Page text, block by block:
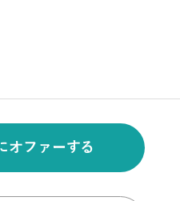
オファーする